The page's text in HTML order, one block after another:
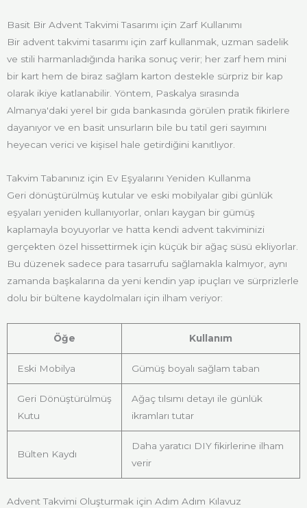
Basit Bir Advent Takvimi Tasarımı için Zarf Kullanımı
Bir advent takvimi tasarımı için zarf kullanmak, uzman sadelik
ve stili harmanladığında harika sonuç verir; her zarf hem mini
bir kart hem de biraz sağlam karton destekle sürpriz bir kap
olarak ikiye katlanabilir. Yöntem, Paskalya sırasında
Almanya'daki yerel bir gıda bankasında görülen pratik fikirlere
dayanıyor ve en basit unsurların bile bu tatil geri sayımını
heyecan verici ve kişisel hale getirdiğini kanıtlıyor.
Takvim Tabanınız için Ev Eşyalarını Yeniden Kullanma
Geri dönüştürülmüş kutular ve eski mobilyalar gibi günlük
eşyaları yeniden kullanıyorlar, onları kaygan bir gümüş
kaplamayla boyuyorlar ve hatta kendi advent takviminizi
gerçekten özel hissettirmek için küçük bir ağaç süsü ekliyorlar.
Bu düzenek sadece para tasarrufu sağlamakla kalmıyor, aynı
zamanda başkalarına da yeni kendin yap ipuçları ve sürprizlerle
dolu bir bültene kaydolmaları için ilham veriyor:
Öğe Kullanım
Eski Mobilya Gümüş boyalı sağlam taban
Geri Dönüştürülmüş
Kutu
Ağaç tılsımı detayı ile günlük
ikramları tutar
Bülten Kaydı
Daha yaratıcı DIY fikirlerine ilham
verir
Advent Takvimi Oluşturmak için Adım Adım Kılavuz